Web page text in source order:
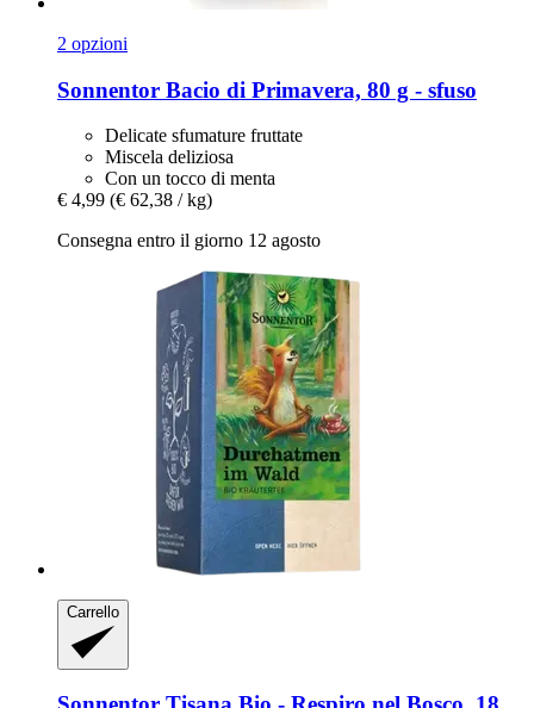
2 opzioni
Sonnentor Bacio di Primavera, 80 g -​ sfuso
Delicate sfumature fruttate
Miscela deliziosa
Con un tocco di menta
€ 4,99 (€ 62,38 / kg)
Consegna entro il giorno 12 agosto
Carrello